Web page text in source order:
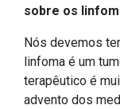
sobre os
Nós devemos
linfoma é um
terapêutico é
advento dos